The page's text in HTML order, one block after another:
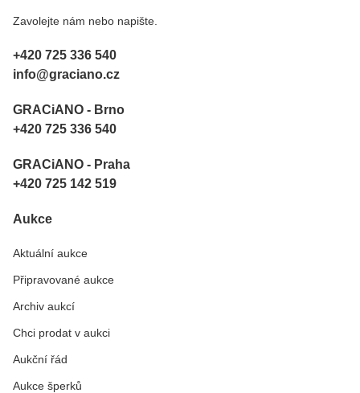
Zavolejte nám nebo napište.
+420 725 336 540
info@graciano.cz
GRACiANO - Brno
+420 725 336 540
GRACiANO - Praha
+420 725 142 519
Aukce
Aktuální aukce
Připravované aukce
Archiv aukcí
Chci prodat v aukci
Aukční řád
Aukce šperků